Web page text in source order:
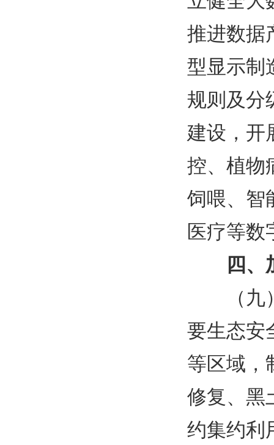
推进数据
型显示制
规则及分
建设，开
控、植物
饲喂、智
医疗等数
四、
（
要生态安
等区域，
修复、黑
约集约利